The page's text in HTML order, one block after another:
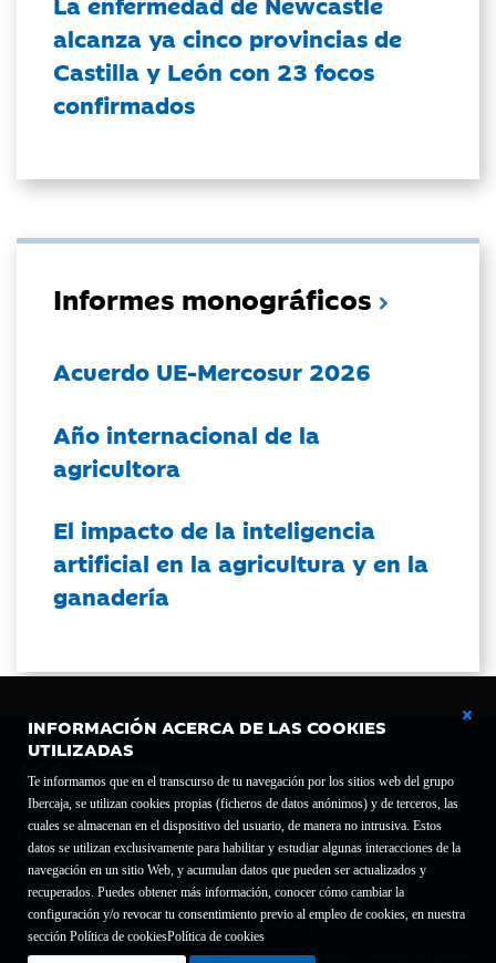
INFORMACIÓN ACERCA DE LAS COOKIES
UTILIZADAS
Te informamos que en el transcurso de tu navegación por los sitios web del grupo
Ibercaja, se utilizan cookies propias (ficheros de datos anónimos) y de terceros, las
cuales se almacenan en el dispositivo del usuario, de manera no intrusiva. Estos
datos se utilizan exclusivamente para habilitar y estudiar algunas interacciones de la
navegación en un sitio Web, y acumulan datos que pueden ser actualizados y
recuperados. Puedes obtener más información, conocer cómo cambiar la
configuración y/o revocar tu consentimiento previo al empleo de cookies, en nuestra
sección Política de cookiesPolítica de cookies
alcanza ya cinco provincias de
Castilla y León con 23 focos
confirmados
Informes monográficos
Acuerdo UE-Mercosur 2026
Año internacional de la
agricultora
El impacto de la inteligencia
artificial en la agricultura y en la
ganadería
Fundación Bancaria Ibercaja C.I.F. G-50000652.
Inscrita en el Registro de Fundaciones del Mº de Educación, Cultura y Deporte con el nº
1689.
Domicilio social: Joaquín Costa, 13. 50001 Zaragoza.
Contacto
Declaración de accesibilidad
Aviso legal Política de privacidad